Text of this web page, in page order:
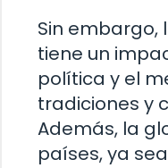
Sin embargo,
tiene un
política y el
tradiciones y
Además, la
países, ya